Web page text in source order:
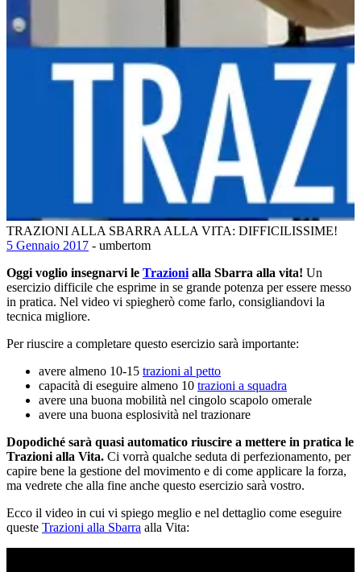
TRAZIONI ALLA SBARRA ALLA VITA: DIFFICILISSIME!
5 Gennaio 2017 - umbertom
Oggi voglio insegnarvi le Trazioni alla Sbarra alla vita! Un
esercizio difficile che esprime in se grande potenza per essere messo
in pratica. Nel video vi spiegherò come farlo, consigliandovi la
tecnica migliore.
Per riuscire a completare questo esercizio sarà importante:
avere almeno 10-15 trazioni al petto
capacità di eseguire almeno 10 trazioni a squadra
avere una buona mobilità nel cingolo scapolo omerale
avere una buona esplosività nel trazionare
Dopodiché sarà quasi automatico riuscire a mettere in pratica le
Trazioni alla Vita. Ci vorrà qualche seduta di perfezionamento, per
capire bene la gestione del movimento e di come applicare la forza,
ma vedrete che alla fine anche questo esercizio sarà vostro.
Ecco il video in cui vi spiego meglio e nel dettaglio come eseguire
queste Trazioni alla Sbarra alla Vita: